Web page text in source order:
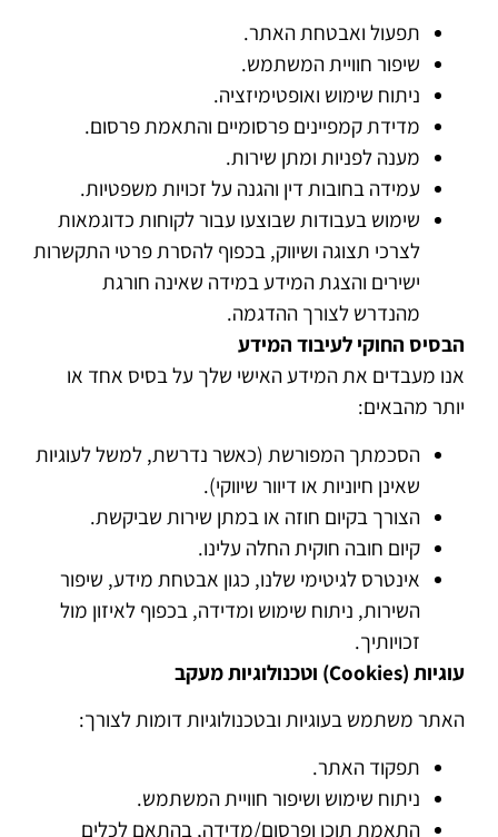
תפעול ואבטחת האתר.
שיפור חוויית המשתמש.
ניתוח שימוש ואופטימיזציה.
מדידת קמפיינים פרסומיים והתאמת פרסום.
מענה לפניות ומתן שירות.
עמידה בחובות דין והגנה על זכויות משפטיות.
שימוש בעבודות שבוצעו עבור לקוחות כדוגמאות
לצרכי תצוגה ושיווק, בכפוף להסרת פרטי התקשרות
ישירים והצגת המידע במידה שאינה חורגת
מהנדרש לצורך ההדגמה.
הבסיס החוקי לעיבוד המידע
אנו מעבדים את המידע האישי שלך על בסיס אחד או
יותר מהבאים:
הסכמתך המפורשת (כאשר נדרשת, למשל לעוגיות
שאינן חיוניות או דיוור שיווקי).
הצורך בקיום חוזה או במתן שירות שביקשת.
קיום חובה חוקית החלה עלינו.
אינטרס לגיטימי שלנו, כגון אבטחת מידע, שיפור
השירות, ניתוח שימוש ומדידה, בכפוף לאיזון מול
זכויותיך.
עוגיות (Cookies)
וטכנולוגיות מעקב
האתר משתמש בעוגיות ובטכנולוגיות דומות לצורך:
תפקוד האתר.
ניתוח שימוש ושיפור חוויית המשתמש.
התאמת תוכן ופרסום/מדידה, בהתאם לכלים